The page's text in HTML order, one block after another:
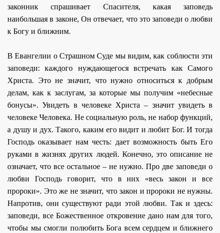
законник спрашивает Спасителя, какая заповедь
наибольшая в законе, Он отвечает, что это заповеди о любви
к Богу и ближним.
В Евангелии о Страшном Суде мы видим, как соблюсти эти
заповеди: каждого нуждающегося встречать как Самого
Христа. Это не значит, что нужно относиться к добрым
делам, как к заслугам, за которые мы получим «небесные
бонусы». Увидеть в человеке Христа – значит увидеть в
человеке Человека. Не социальную роль, не набор функций,
а душу и дух. Такого, каким его видит и любит Бог. И тогда
Господь оказывает нам честь: дает возможность быть Его
руками в жизнях других людей. Конечно, это описание не
означает, что все остальное – не нужно. Про две заповеди о
любви Господь говорит, что в них «весь закон и все
пророки». Это же не значит, что закон и пророки не нужны.
Напротив, они существуют ради этой любви. Так и здесь:
заповеди, все Божественное откровение дано нам для того,
чтобы мы смогли полюбить Бога всем сердцем и ближнего